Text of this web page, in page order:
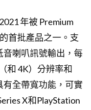
年被 Premium
首批產品之一。支
喇叭訊號輸出，每
和 4K）分辨率和
有全帶寬功能，可實
X和PlayStation